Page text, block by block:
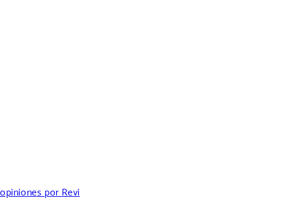
opiniones por Revi